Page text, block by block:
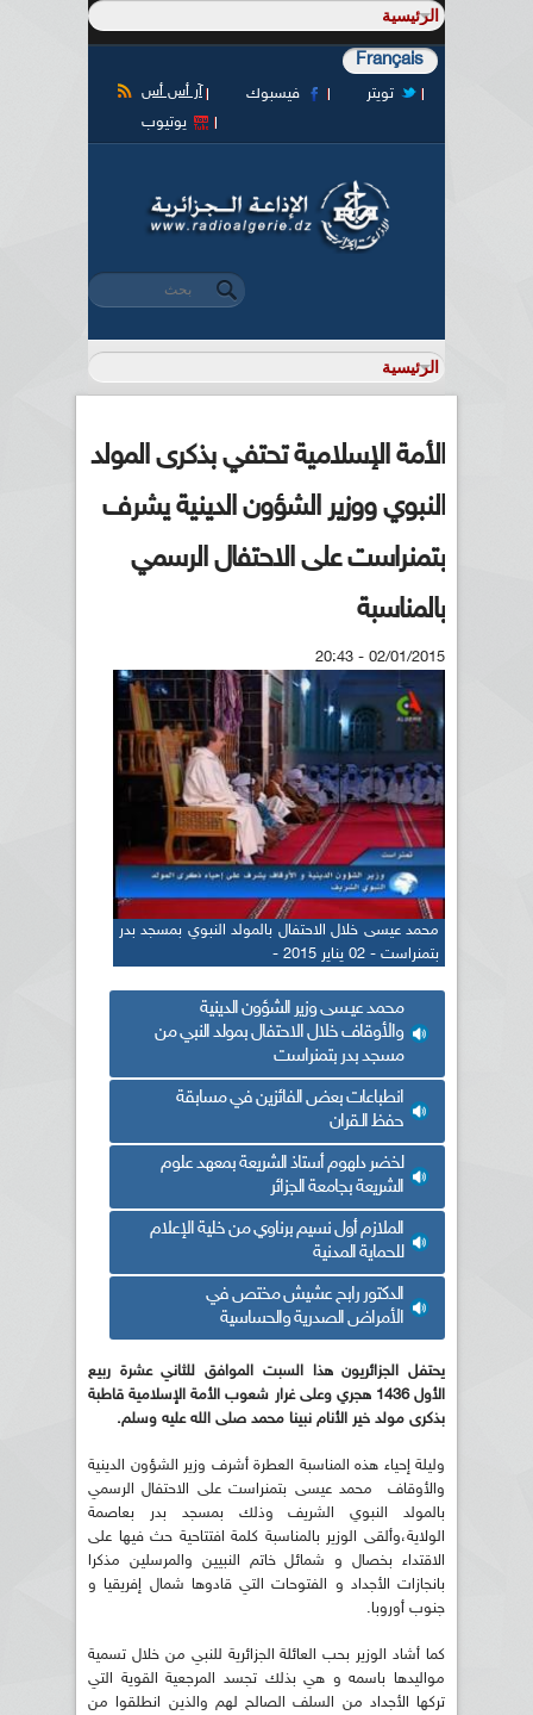
Français
آر أس أس فيسبوك
تويتر
يوتيوب
استمارة البحث
‏بحث ‏
الأمة الإسلامية تحتفي بذكرى المولد
النبوي ووزير الشؤون الدينية يشرف
بتمنراست على الاحتفال الرسمي
بالمناسبة
02/01/2015 - 20:43
محمد عيسى خلال الاحتفال بالمولد النبوي بمسجد بدر
بتمنراست - 02 يناير 2015 -
محمد عيــسى وزير الشؤون الدينية
والأوقاف خلال الاحتفال بمولد النبي من
مسجد بدر بتمنراست
انطباعات بعض الفائزين في مسابقة
حفظ الــقران
لخضر دلهوم أستاذ الشريعة بمعهد علوم
الشريعة بجامعة الجزائر
الملازم أول نسيم برناوي من خلية الإعلام
للحماية المدنية
الدكتور رابح عشيش مختص في
الأمراض الصدرية والحساسية
يحتفل الجزائريون هذا السبت الموافق للثاني عشرة ربيع
الأول 1436 هجري وعلى غرار شعوب الأمة الإسلامية قاطبة
بذكرى مولد خير الأنام نبينا محمد صلى الله عليه وسلم.
وليلة إحياء هذه المناسبة العطرة أشرف وزير الشؤون الدينية
والأوقاف محمد عيسى بتمنراست على الاحتفال الرسمي
بالمولد النبوي الشريف وذلك بمسجد بدر بعاصمة
الولاية،وألقى الوزير بالمناسبة كلمة افتتاحية حث فيها على
الاقتداء بخصال و شمائل خاتم النبيين والمرسلين مذكرا
بانجازات الأجداد و الفتوحات التي قادوها شمال إفريقيا و
جنوب أوروبا.
كما أشاد الوزير بحب العائلة الجزائرية للنبي من خلال تسمية
مواليدها باسمه و هي بذلك تجسد المرجعية القوية التي
تركها الأجداد من السلف الصالح لهم والذين انطلقوا من